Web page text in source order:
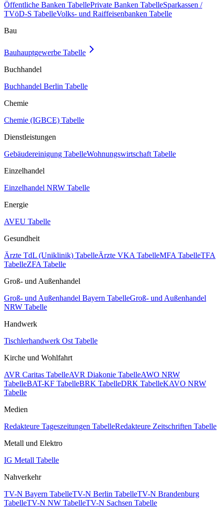
Öffentliche Banken TabellePrivate Banken TabelleSparkassen /
TVöD-S TabelleVolks- und Raiffeisenbanken Tabelle
Bau
Bauhauptgewerbe Tabelle
Buchhandel
Buchhandel Berlin Tabelle
Chemie
Chemie (IGBCE) Tabelle
Dienstleistungen
Gebäudereinigung TabelleWohnungswirtschaft Tabelle
Einzelhandel
Einzelhandel NRW Tabelle
Energie
AVEU Tabelle
Gesundheit
Ärzte TdL (Uniklinik) TabelleÄrzte VKA TabelleMFA TabelleTFA
TabelleZFA Tabelle
Groß- und Außenhandel
Groß- und Außenhandel Bayern TabelleGroß- und Außenhandel
NRW Tabelle
Handwerk
Tischlerhandwerk Ost Tabelle
Kirche und Wohlfahrt
AVR Caritas TabelleAVR Diakonie TabelleAWO NRW
TabelleBAT-KF TabelleBRK TabelleDRK TabelleKAVO NRW
Tabelle
Medien
Redakteure Tageszeitungen TabelleRedakteure Zeitschriften Tabelle
Metall und Elektro
IG Metall Tabelle
Nahverkehr
TV-N Bayern TabelleTV-N Berlin TabelleTV-N Brandenburg
TabelleTV-N NW TabelleTV-N Sachsen Tabelle